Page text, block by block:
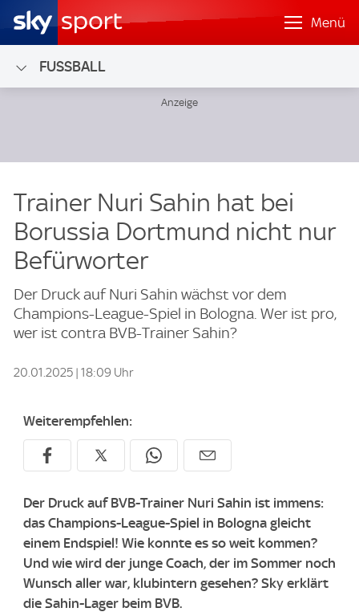
Menü
FUSSBALL
Trainer Nuri Sahin hat bei
Borussia Dortmund nicht nur
Befürworter
Der Druck auf Nuri Sahin wächst vor dem
Champions-League-Spiel in Bologna. Wer ist pro,
wer ist contra BVB-Trainer Sahin?
20.01.2025 | 18:09 Uhr
Weiterempfehlen:
Der Druck auf BVB-Trainer Nuri Sahin ist immens:
das Champions-League-Spiel in Bologna gleicht
einem Endspiel! Wie konnte es so weit kommen?
Und wie wird der junge Coach, der im Sommer noch
Wunsch aller war, klubintern gesehen? Sky erklärt
die Sahin-Lager beim BVB.